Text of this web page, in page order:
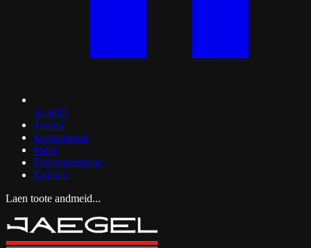
Avaleht
Tooted
Kampaaniad
Meist
Finantseerimine
Kontakt
Laen toote andmeid...